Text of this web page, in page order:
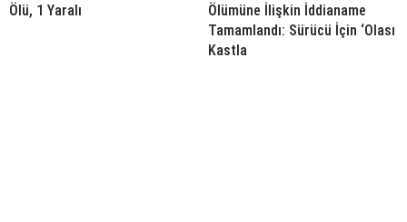
Ölü, 1 Yaralı
Ölümüne İlişkin İddianame
Tamamlandı: Sürücü İçin ‘Olası
Kastla